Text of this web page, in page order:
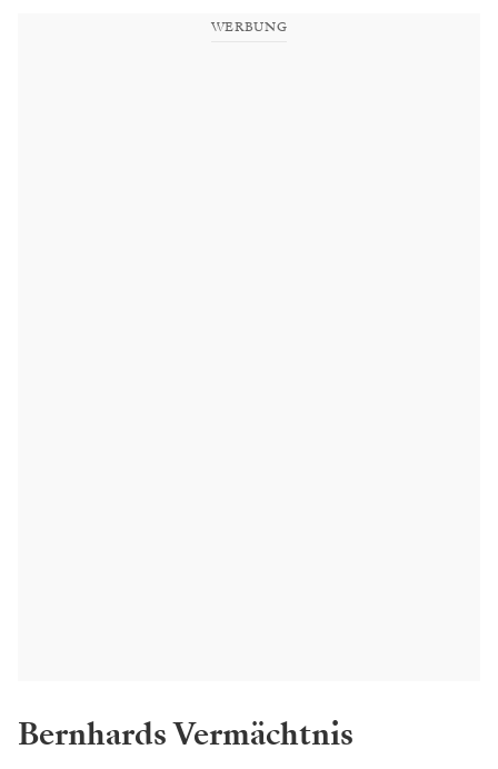
WERBUNG
Bernhards Vermächtnis